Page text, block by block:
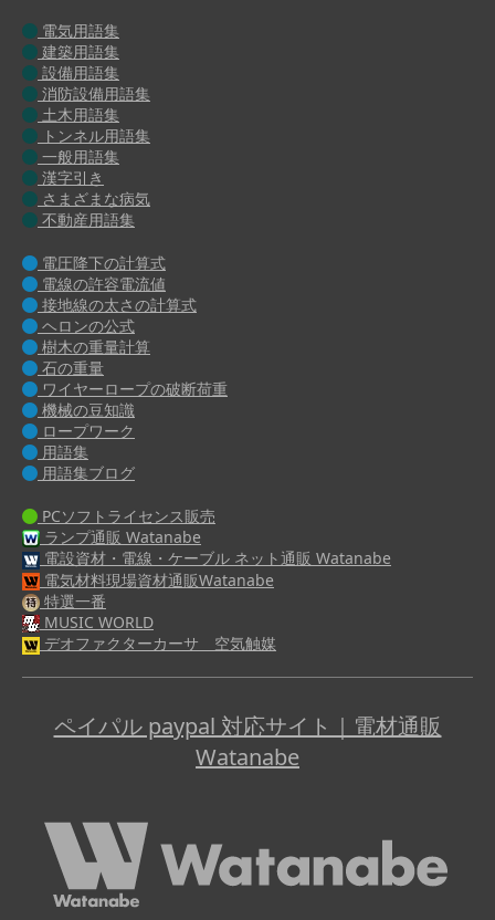
電気用語集
建築用語集
設備用語集
消防設備用語集
土木用語集
トンネル用語集
一般用語集
漢字引き
さまざまな病気
不動産用語集
電圧降下の計算式
電線の許容電流値
接地線の太さの計算式
ヘロンの公式
樹木の重量計算
石の重量
ワイヤーロープの破断荷重
機械の豆知識
ロープワーク
用語集
用語集ブログ
PCソフトライセンス販売
ランプ通販 Watanabe
電設資材・電線・ケーブル ネット通販 Watanabe
電気材料現場資材通販Watanabe
特選一番
MUSIC WORLD
デオファクターカーサ 空気触媒
ペイパル paypal 対応サイト｜電材通販
Watanabe